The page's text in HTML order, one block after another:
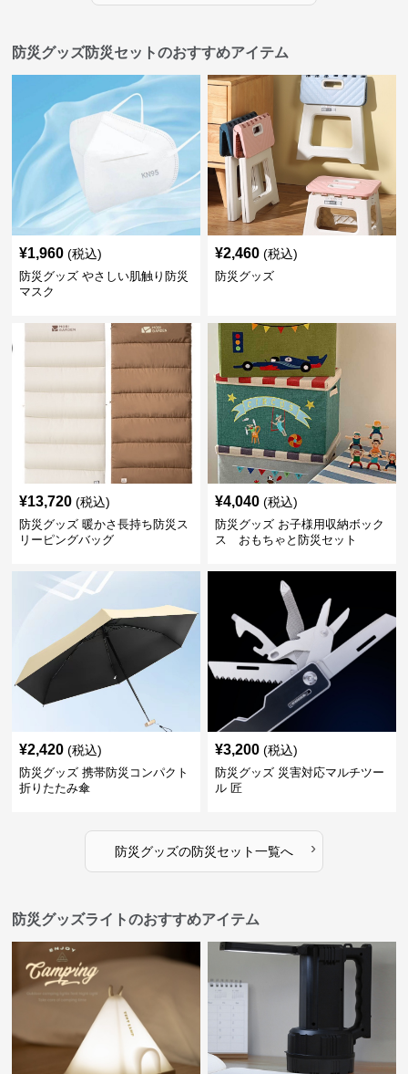
防災グッズ防災セットのおすすめアイテム
¥1,960 (税込)
防災グッズ やさしい肌触り防災
マスク
¥2,460 (税込)
防災グッズ
¥13,720 (税込)
防災グッズ 暖かさ長持ち防災ス
リーピングバッグ
¥4,040 (税込)
防災グッズ お子様用収納ボック
ス おもちゃと防災セット
¥2,420 (税込)
防災グッズ 携帯防災コンパクト
折りたたみ傘
¥3,200 (税込)
防災グッズ 災害対応マルチツー
ル 匠
防災グッズの防災セット一覧へ ›
防災グッズライトのおすすめアイテム